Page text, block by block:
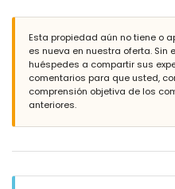
Esta propiedad aún no tiene o
es nueva en nuestra oferta.
huéspedes a compartir sus
comentarios para que usted,
comprensión objetiva de los
anteriores.